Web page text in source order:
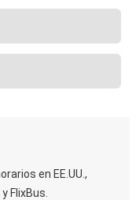
en EE.UU.,
FlixBus.